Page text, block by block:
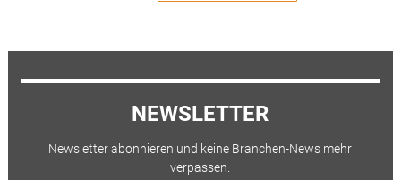
NEWSLETTER
Newsletter abonnieren und keine Branchen-News mehr
verpassen.